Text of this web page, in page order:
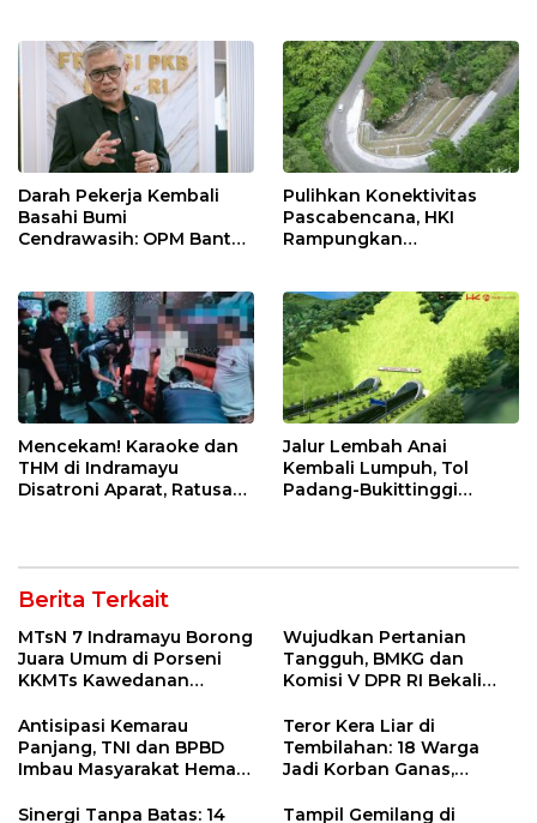
Rutin dan Edukasi
Perawatan Gigi
Darah Pekerja Kembali
Basahi Bumi
Cendrawasih: OPM Bantai
Pulihkan Konektivitas
Pascabencana, HKI
Rampungkan
Mencekam! Karaoke dan
THM di Indramayu
Disatroni Aparat, Ratusan
Jalur Lembah Anai
Kembali Lumpuh, Tol
Padang-Bukittinggi
Berita Terkait
MTsN 7 Indramayu Borong
Juara Umum di Porseni
KKMTs Kawedanan
Wujudkan Pertanian
Tangguh, BMKG dan
Komisi V DPR RI Bekali
Sekolah Lapang Iklim
Antisipasi Kemarau
Panjang, TNI dan BPBD
Imbau Masyarakat Hemat
Kebakaran
Teror Kera Liar di
Tembilahan: 18 Warga
Jadi Korban Ganas,
12 Jahitan!
Sinergi Tanpa Batas: 14 Tampil Gemilang di